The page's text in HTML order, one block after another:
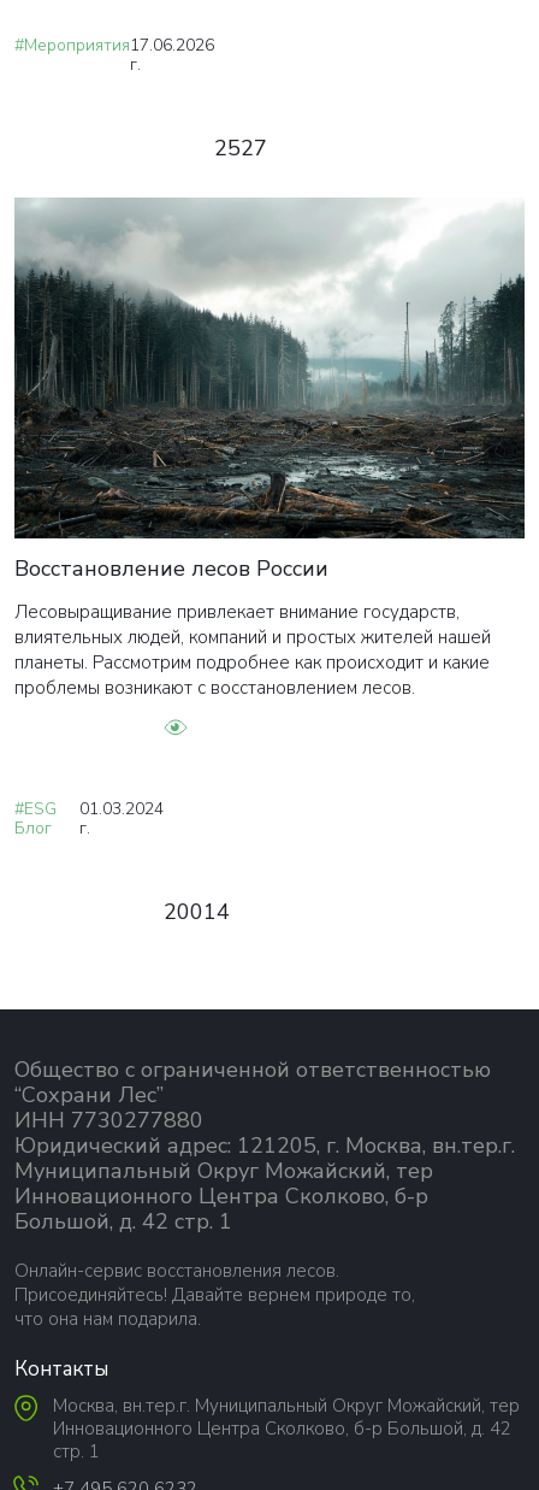
#Мероприятия17.06.2026
г.
2527
Восстановление лесов России
Лесовыращивание привлекает внимание государств,
влиятельных людей, компаний и простых жителей нашей
планеты. Рассмотрим подробнее как происходит и какие
проблемы возникают с восстановлением лесов.
#ESG
Блог
01.03.2024
г.
20014
Общество с ограниченной ответственностью
“Сохрани Лес”
ИНН 7730277880
Юридический адрес: 121205, г. Москва, вн.тер.г.
Муниципальный Округ Можайский, тер
Инновационного Центра Сколково, б-р
Большой, д. 42 стр. 1
Онлайн-сервис восстановления лесов.
Присоединяйтесь! Давайте вернем природе то,
что она нам подарила.
Контакты
Москва, вн.тер.г. Муниципальный Округ Можайский, тер
Инновационного Центра Сколково, б-р Большой, д. 42
стр. 1